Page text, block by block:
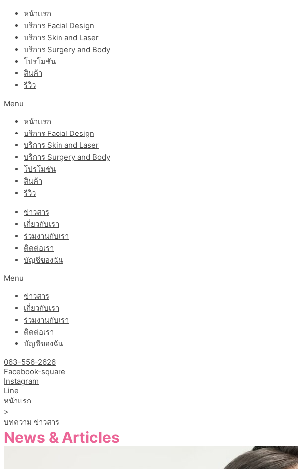
หน้าเเรก
บริการ Facial Design
บริการ Skin and Laser
บริการ Surgery and Body
โปรโมชัน
สินค้า
รีวิว
Menu
หน้าเเรก
บริการ Facial Design
บริการ Skin and Laser
บริการ Surgery and Body
โปรโมชัน
สินค้า
รีวิว
ข่าวสาร
เกี่ยวกับเรา
ร่วมงานกับเรา
ติดต่อเรา
บัญชีของฉัน
Menu
ข่าวสาร
เกี่ยวกับเรา
ร่วมงานกับเรา
ติดต่อเรา
บัญชีของฉัน
063-556-2626
Facebook-square
Instagram
Line
หน้าแรก
>
บทความ ข่าวสาร
News & Articles